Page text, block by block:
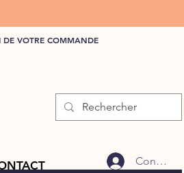
DE VOTRE COMMANDE
Connexion